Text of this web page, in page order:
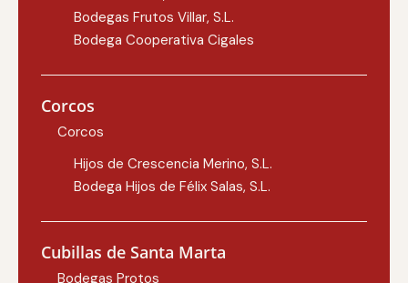
Bodegas Frutos Villar, S.L.
Bodega Cooperativa Cigales
Corcos
Corcos
Hijos de Crescencia Merino, S.L.
Bodega Hijos de Félix Salas, S.L.
Cubillas de Santa Marta
Bodegas Protos